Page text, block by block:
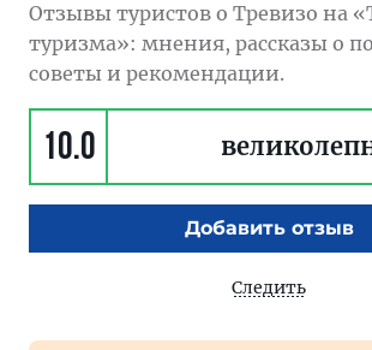
Отзывы туристов о Тревизо на
туризма»: мнения, рассказы о
советы и рекомендации.
10.0
Добавить отзыв
Следить